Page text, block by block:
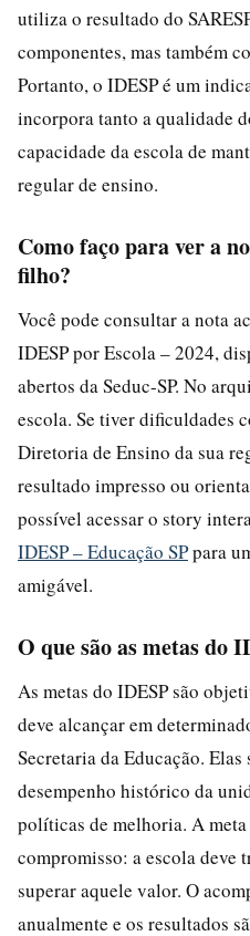
utiliza o resultado do
componentes, mas também
Portanto, o IDESP é um
incorpora tanto a qualidade
capacidade da escola de
regular de ensino.
Como faço para ver a
filho?
Você pode consultar a nota
IDESP por Escola – 2024,
abertos da Seduc-SP. No
escola. Se tiver dificuldades
Diretoria de Ensino da sua
resultado impresso ou
possível acessar o story
IDESP – Educação SPpara
amigável.
O que são as metas do
As metas do IDESP são
deve alcançar em
Secretaria da Educação.
desempenho histórico da
políticas de melhoria. A
compromisso: a escola deve
superar aquele valor. O
anualmente e os resultados